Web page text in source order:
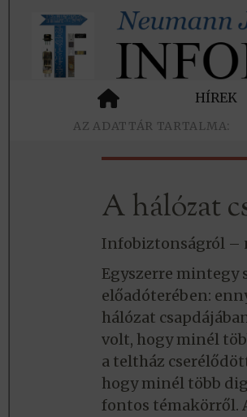
HÍREK
A hálózat
Infobiztonságról –
Egyszerre mintegy
előadóterében:
hálózat
volt, hogy minél
a teltház
hogy minél több
fontos témakörről.